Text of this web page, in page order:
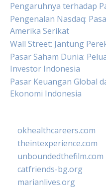
Pengaruhnya terhadap
Pengenalan Nasdaq:
Amerika Serikat
Wall Street: Jantung
Pasar Saham Dunia:
Investor Indonesia
Pasar Keuangan Global
Ekonomi Indonesia
okhealthcareers.com
theintexperience.com
unboundedthefilm.com
catfriends-bg.org
marianlives.org